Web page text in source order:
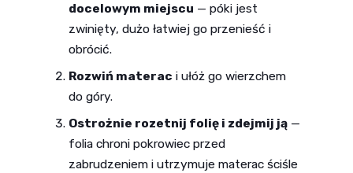
docelowym miejscu — póki jest
zwinięty, dużo łatwiej go przenieść i
obrócić.
Rozwiń materac i ułóż go wierzchem
do góry.
Ostrożnie rozetnij folię i zdejmij ją —
folia chroni pokrowiec przed
zabrudzeniem i utrzymuje materac ściśle